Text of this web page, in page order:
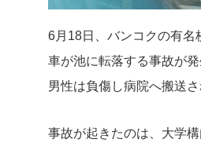
6月18日、バンコクの有名
車が池に転落する事故が発
男性は負傷し病院へ搬送
事故が起きたのは、大学